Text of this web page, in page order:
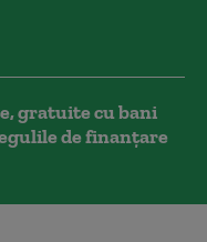
gratuite cu bani
de finanțare